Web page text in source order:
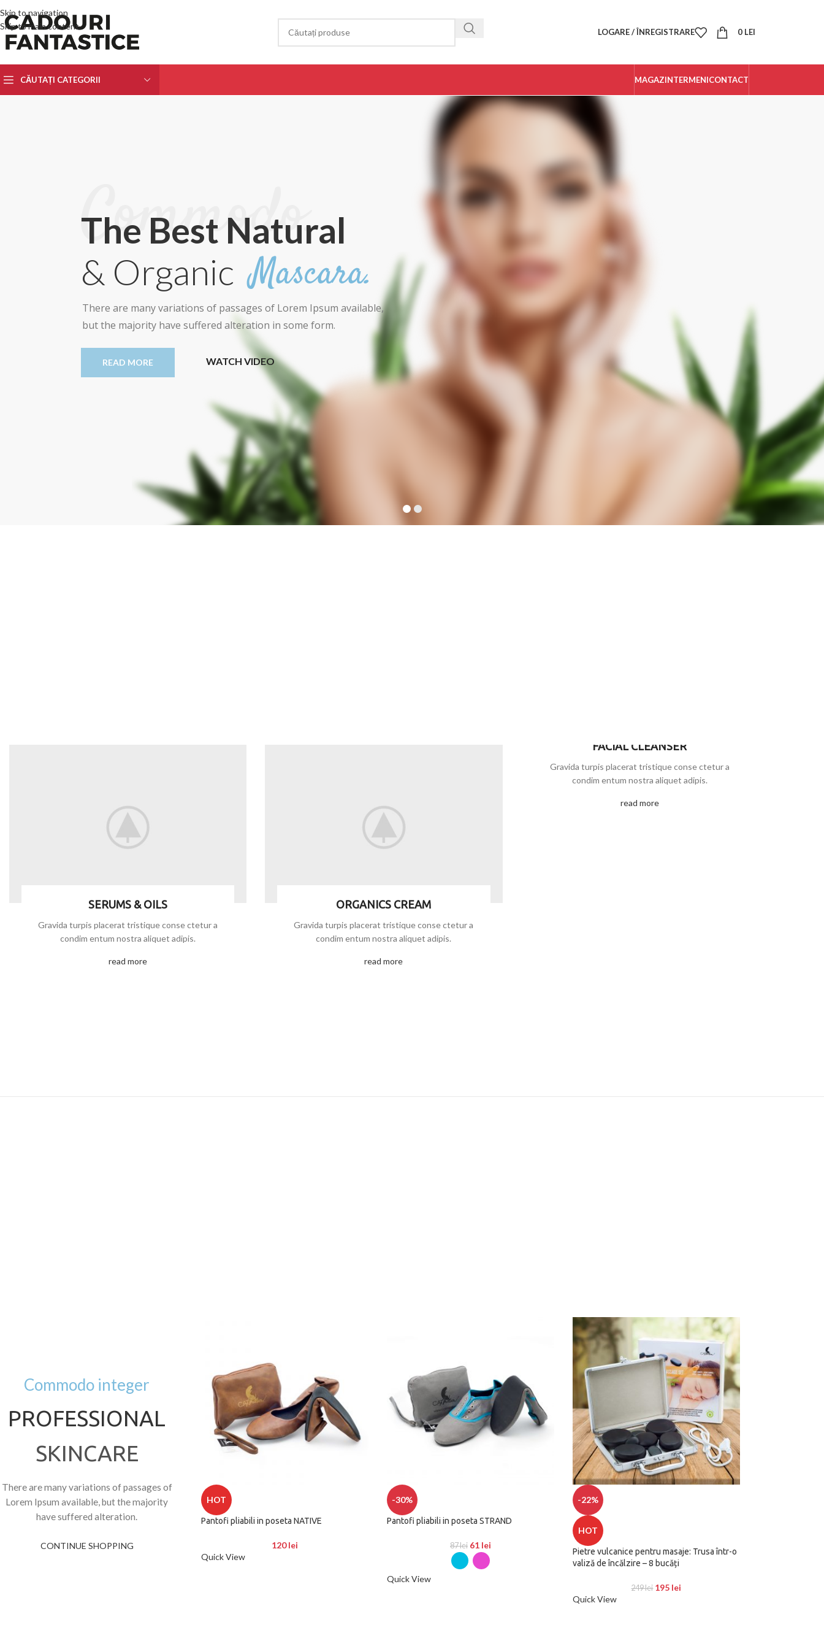
Skip to navigation
Skip to main content
LOGARE / ÎNREGISTRARE 0 LEI
CĂUTAȚI CATEGORII MAGAZINTERMENICONTACT
WATCH VIDEO
Commodo.
The Best Natural
& Organic Mascara.
There are many variations of passages of Lorem Ipsum available,
but the majority have suffered alteration in some form.
READ MORE
SERUMS & OILS
Gravida turpis placerat tristique conse ctetur a
condim entum nostra aliquet adipis.
read more
ORGANICS CREAM
Gravida turpis placerat tristique conse ctetur a
condim entum nostra aliquet adipis.
read more
FACIAL CLEANSER
Gravida turpis placerat tristique conse ctetur a
condim entum nostra aliquet adipis.
read more
Commodo integer
PROFESSIONAL
SKINCARE
There are many variations of passages of
Lorem Ipsum available, but the majority
have suffered alteration.
CONTINUE SHOPPING
HOT
Pantofi pliabili in poseta NATIVE
120lei
Quick View
-30%
Pantofi pliabili in poseta STRAND
87lei 61 lei
Quick View
-22%
HOT
Pietre vulcanice pentru masaje: Trusa într-o
valiză de încălzire – 8 bucăți
249lei 195 lei
Quick View